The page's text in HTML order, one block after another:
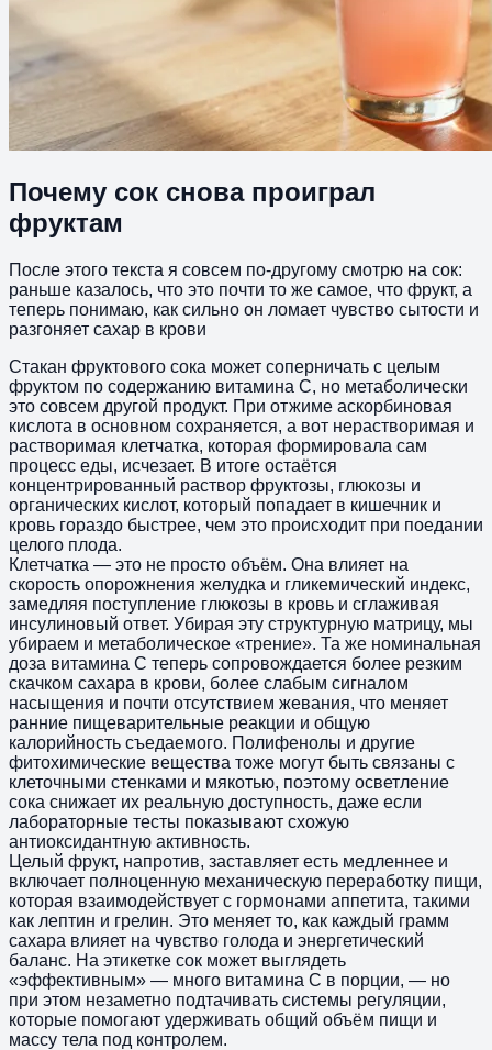
Почему сок снова проиграл
фруктам
После этого текста я совсем по‑другому смотрю на сок:
раньше казалось, что это почти то же самое, что фрукт, а
теперь понимаю, как сильно он ломает чувство сытости и
разгоняет сахар в крови
Стакан фруктового сока может соперничать с целым
фруктом по содержанию витамина С, но метаболически
это совсем другой продукт. При отжиме аскорбиновая
кислота в основном сохраняется, а вот нерастворимая и
растворимая клетчатка, которая формировала сам
процесс еды, исчезает. В итоге остаётся
концентрированный раствор фруктозы, глюкозы и
органических кислот, который попадает в кишечник и
кровь гораздо быстрее, чем это происходит при поедании
целого плода.
Клетчатка — это не просто объём. Она влияет на
скорость опорожнения желудка и гликемический индекс,
замедляя поступление глюкозы в кровь и сглаживая
инсулиновый ответ. Убирая эту структурную матрицу, мы
убираем и метаболическое «трение». Та же номинальная
доза витамина С теперь сопровождается более резким
скачком сахара в крови, более слабым сигналом
насыщения и почти отсутствием жевания, что меняет
ранние пищеварительные реакции и общую
калорийность съедаемого. Полифенолы и другие
фитохимические вещества тоже могут быть связаны с
клеточными стенками и мякотью, поэтому осветление
сока снижает их реальную доступность, даже если
лабораторные тесты показывают схожую
антиоксидантную активность.
Целый фрукт, напротив, заставляет есть медленнее и
включает полноценную механическую переработку пищи,
которая взаимодействует с гормонами аппетита, такими
как лептин и грелин. Это меняет то, как каждый грамм
сахара влияет на чувство голода и энергетический
баланс. На этикетке сок может выглядеть
«эффективным» — много витамина С в порции, — но
при этом незаметно подтачивать системы регуляции,
которые помогают удерживать общий объём пищи и
массу тела под контролем.